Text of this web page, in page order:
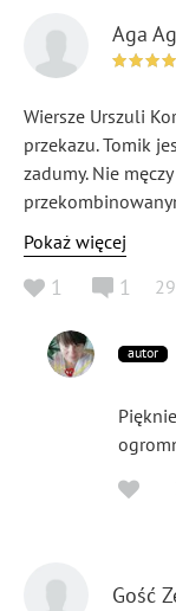
Aga
Wiersze Urszuli
przekazu. Tomik
zadumy. Nie
i czasami
Pokaż więcej
1 1
autor
Gość